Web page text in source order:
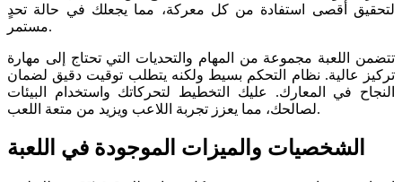
لتحقيق أقصى استفادة من كل معركة، مما يجعلك في حالة تحدٍ
مستمر.
تتضمن اللعبة مجموعة من المهام والتحديات التي تحتاج إلى مهارة
تركيز عالية. نظام التحكم بسيط ولكنه يتطلب توقيت دقيق لضمان
النجاح في المعارك. عليك التخطيط لتحركاتك واستخدام البيئات
لصالحك، مما يعزز تجربة اللاعب ويزيد من متعة اللعب.
الشخصيات والميزات الموجودة في اللعبة